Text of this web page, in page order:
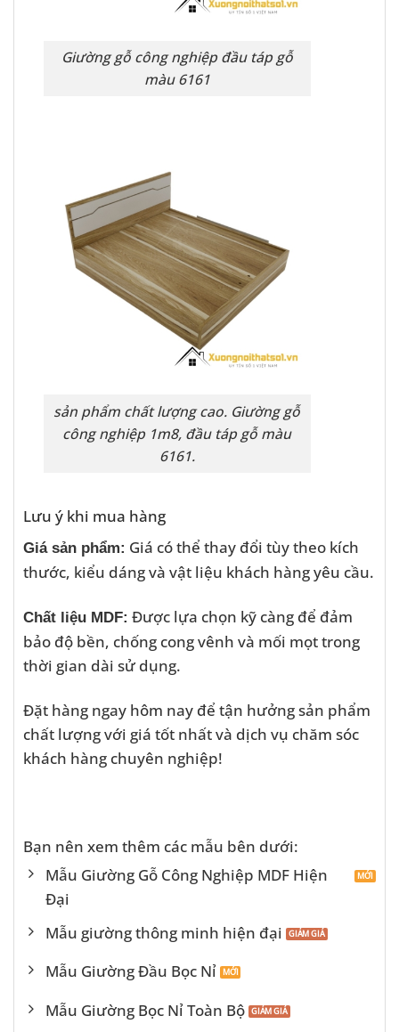
Giường gỗ công nghiệp đầu táp gỗ
màu 6161
sản phẩm chất lượng cao. Giường gỗ
công nghiệp 1m8, đầu táp gỗ màu
6161.
Lưu ý khi mua hàng
Giá sản phẩm: Giá có thể thay đổi tùy theo kích
thước, kiểu dáng và vật liệu khách hàng yêu cầu.
Chất liệu MDF: Được lựa chọn kỹ càng để đảm
bảo độ bền, chống cong vênh và mối mọt trong
thời gian dài sử dụng.
Đặt hàng ngay hôm nay để tận hưởng sản phẩm
chất lượng với giá tốt nhất và dịch vụ chăm sóc
khách hàng chuyên nghiệp!
Bạn nên xem thêm các mẫu bên dưới:
Mẫu Giường Gỗ Công Nghiệp MDF Hiện
Đại
Mẫu giường thông minh hiện đại
Mẫu Giường Đầu Bọc Nỉ
Mẫu Giường Bọc Nỉ Toàn Bộ